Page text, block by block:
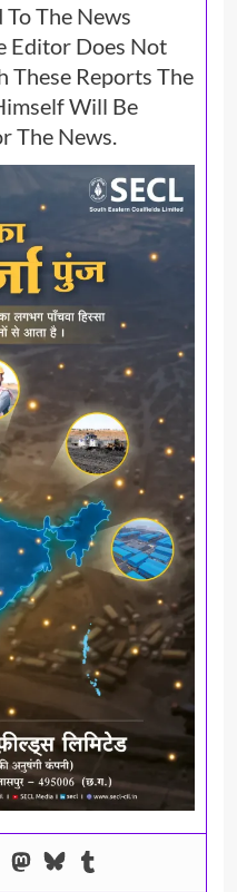
The News
Editor Does Not
These Reports The
Will Be
The News.